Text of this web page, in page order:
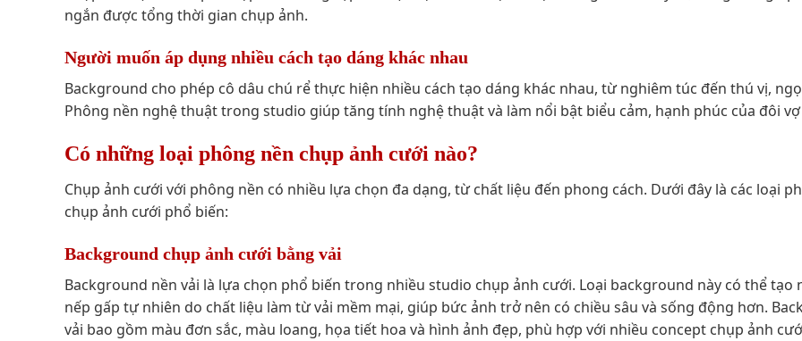
ngắn được tổng thời gian chụp ảnh.
Người muốn áp dụng nhiều cách tạo dáng khác nhau
Background cho phép cô dâu chú rể thực hiện nhiều cách tạo dáng khác nhau, từ nghiêm túc đến thú vị,
Phông nền nghệ thuật trong studio giúp tăng tính nghệ thuật và làm nổi bật biểu cảm, hạnh phúc của đôi
Có những loại phông nền chụp ảnh cưới nào?
Chụp ảnh cưới với phông nền có nhiều lựa chọn đa dạng, từ chất liệu đến phong cách. Dưới đây là các loại
chụp ảnh cưới phổ biến:
Background chụp ảnh cưới bằng vải
Background nền vải là lựa chọn phổ biến trong nhiều studio chụp ảnh cưới. Loại background này có thể tạo
nếp gấp tự nhiên do chất liệu làm từ vải mềm mại, giúp bức ảnh trở nên có chiều sâu và sống động hơn.
vải bao gồm màu đơn sắc, màu loang, họa tiết hoa và hình ảnh đẹp, phù hợp với nhiều concept chụp ảnh